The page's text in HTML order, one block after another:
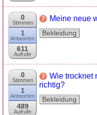
0
Stimmen
1
Antworten
611
Aufrufe
Meine neue
Bekleidung
0
Stimmen
1
Antworten
489
Aufrufe
Wie trocknet
richtig?
Bekleidung